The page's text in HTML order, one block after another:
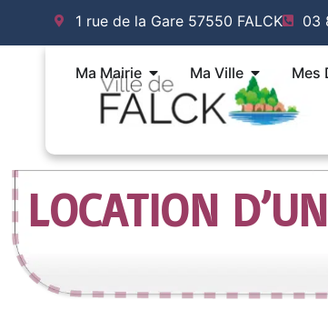
1 rue de la Gare 57550 FALCK 03
Ma Mairie Ouvrir Ma Mairie
Ma Ville Ouvrir Ma
Mes
LOCATION